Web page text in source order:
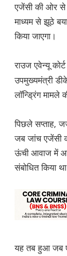
एजेंसी की ओर से
माध्यम से झूठे
किया जाएगा।
राउज एवेन्यू
उपमुख्यमंत्री
लॉन्ड्रिंग मामले
पिछले सप्ताह,
जब जांच एजेंसी
ऊंची आवाज में
संबोधित किया
यह तब हुआ जब